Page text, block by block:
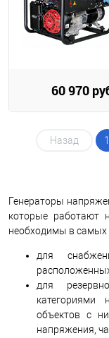
60 970
Назад 1
Генераторы
которые работают
необходимы в самых
для
для
категориями
объектов с
напряжения,